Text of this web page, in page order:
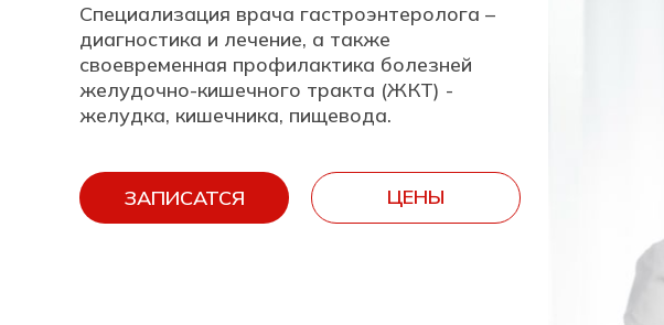
Специализация врача гастроэнтеролога –
диагностика и лечение, а также
своевременная профилактика болезней
желудочно-кишечного тракта (ЖКТ) -
желудка, кишечника, пищевода.
ЗАПИСАТСЯ ЦЕНЫ